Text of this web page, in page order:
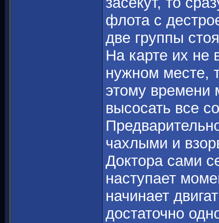
флота с
две группы
На карте их не
нужном месте,
этому
высосать все
чахлыми и
Доктора сами
наступает
начинает
достаточно